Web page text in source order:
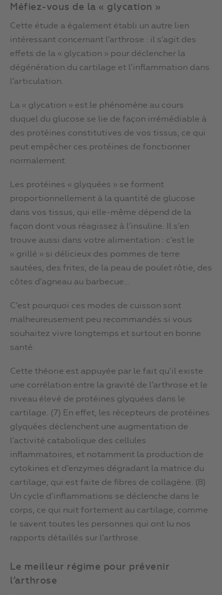
Méfiez-vous de la « glycation »
Cette étude a également établi un autre lien
intéressant concernant l’arthrose : il s’agit des
effets de la « glycation » pour déclencher la
dégénération du cartilage et l’inflammation dans
l’articulation.
La « glycation » est le phénomène au cours
duquel du glucose se lie de façon irrémédiable à
des protéines constitutives de vos tissus, ce qui
peut empêcher ces protéines de fonctionner
normalement.
Les protéines « glyquées » se forment
proportionnellement à la quantité de glucose
dans vos tissus, qui elle-même dépend de la
façon dont vous réagissez à l’insuline. Il s’en
trouve aussi dans votre alimentation : c’est le
« grillé » si délicieux des pommes de terre
sautées, des frites, de la peau de poulet rôtie, des
côtes d’agneau au barbecue…
C’est pourquoi ces modes de cuisson sont
malheureusement peu recommandés si vous
souhaitez vivre longtemps et surtout en bonne
santé.
Cette théorie est appuyée par le fait qu’il existe
une corrélation entre la gravité de l’arthrose et le
niveau élevé de protéines glyquées dans le
cartilage. (7) En effet, les récepteurs de protéines
glyquées déclenchent une augmentation de
l’activité catabolique des cellules
inflammatoires, et notamment la production de
cytokines et d’enzymes dégradant la matrice du
cartilage, qui est faite de fibres de collagène. (8)
Un cycle d’inflammations se déclenche dans le
corps, ce qui nuit fortement au cartilage, comme
le savent toutes les personnes qui ont lu nos
rapports détaillés sur l’arthrose.
Le meilleur régime pour prévenir
l’arthrose